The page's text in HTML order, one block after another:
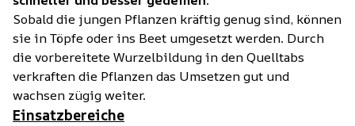
Sobald die jungen Pflanzen kräftig genug sind, können
sie in Töpfe oder ins Beet umgesetzt werden. Durch
die vorbereitete Wurzelbildung in den Quelltabs
verkraften die Pflanzen das Umsetzen gut und
wachsen zügig weiter.
Einsatzbereiche